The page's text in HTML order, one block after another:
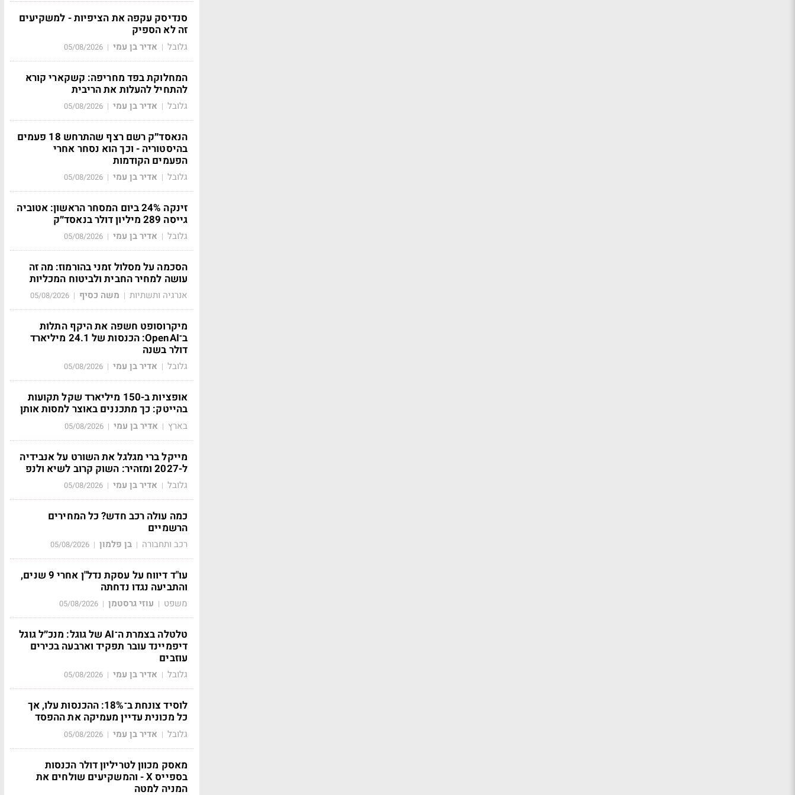
סנדיסק עקפה את הציפיות - למשקיעים
זה לא הספיק
גלובל | אדיר בן עמי |
05/08/2026
המחלוקת בפד מחריפה: קשקארי קורא
להתחיל להעלות את הריבית
גלובל | אדיר בן עמי |
05/08/2026
הנאסד״ק רשם רצף שהתרחש 18 פעמים
בהיסטוריה - וכך הוא נסחר אחרי
הפעמים הקודמות
גלובל | אדיר בן עמי |
05/08/2026
זינקה 24% ביום המסחר הראשון: אטוביה
גייסה 289 מיליון דולר בנאסד״ק
גלובל | אדיר בן עמי |
05/08/2026
הסכמה על מסלול זמני בהורמוז: מה זה
עושה למחיר החבית ולביטוח המכליות
אנרגיה ותשתיות | משה כסיף |
05/08/2026
מיקרוסופט חשפה את היקף התלות
ב־OpenAI: הכנסות של 24.1 מיליארד
דולר בשנה
גלובל | אדיר בן עמי |
05/08/2026
אופציות ב-150 מיליארד שקל תקועות
בהייטק: כך מתכננים באוצר למסות אותן
בארץ | אדיר בן עמי |
05/08/2026
מייקל ברי מגלגל את השורט על אנבידיה
ל-2027 ומזהיר: השוק קרוב לשיא ולנפ
גלובל | אדיר בן עמי |
05/08/2026
כמה עולה רכב חדש? כל המחירים
הרשמיים
רכב ותחבורה | בן פלמון |
05/08/2026
עו"ד דיווח על עסקת נדל"ן אחרי 9 שנים,
והתביעה נגדו נדחתה
משפט | עוזי גרסטמן |
05/08/2026
טלטלה בצמרת ה־AI של גוגל: מנכ״ל גוגל
דיפמיינד עובר תפקיד וארבעה בכירים
עוזבים
גלובל | אדיר בן עמי |
05/08/2026
לוסיד צונחת ב־18%: ההכנסות עלו, אך
כל מכונית עדיין מעמיקה את ההפסד
גלובל | אדיר בן עמי |
05/08/2026
מאסק מכוון לטריליון דולר הכנסות
בספייס X - והמשקיעים שולחים את
המניה למטה